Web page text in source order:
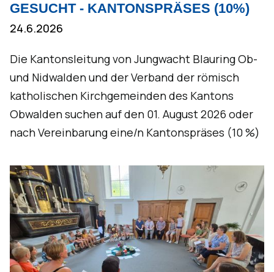
GESUCHT - KANTONSPRÄSES (10%)
24.6.2026
Die Kantonsleitung von Jungwacht Blauring Ob-
und Nidwalden und der Verband der römisch
katholischen Kirchgemeinden des Kantons
Obwalden suchen auf den 01. August 2026 oder
nach Vereinbarung eine/n Kantonspräses (10 %)